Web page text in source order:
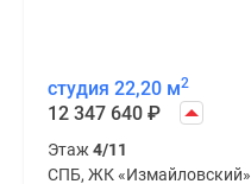
студия 22,20 м2
12 347 640 ₽
Этаж 4/11
СПБ, ЖК «Измайловский»